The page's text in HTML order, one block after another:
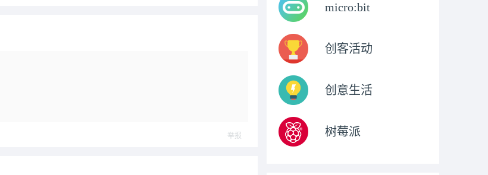
举报
micro:bit
创客活动
创意生活
树莓派